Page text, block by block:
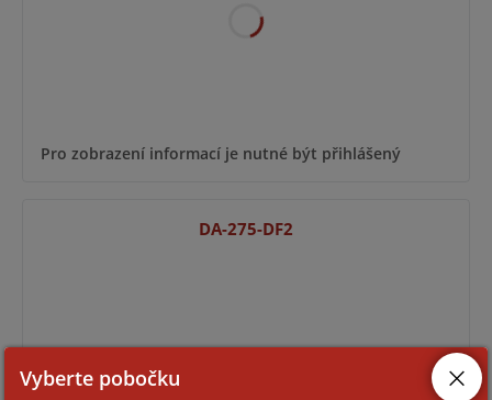
Pro zobrazení informací je nutné být přihlášený
DA-275-DF2
Vyberte pobočku